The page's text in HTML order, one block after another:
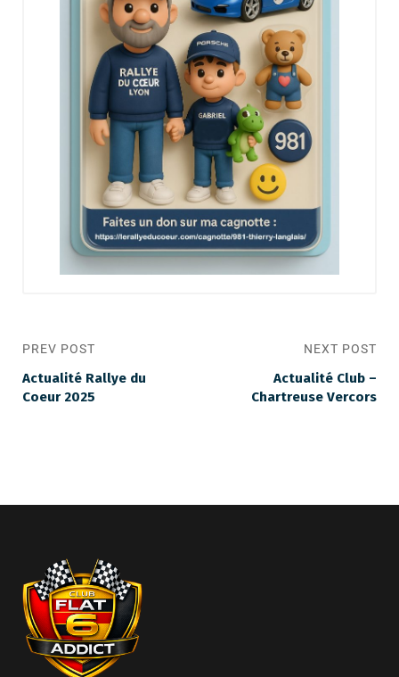
PREV POST
Actualité Rallye du
Coeur 2025
NEXT POST
Actualité Club –
Chartreuse Vercors